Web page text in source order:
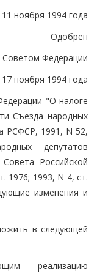
11 ноября 1994 года
Одобрен
Советом Федерации
17 ноября 1994 года
"О налоге
Съезда народных
РСФСР, 1991, N 52,
депутатов
Российской
1976; 1993, N 4, ст.
изменения и
в следующей
реализацию